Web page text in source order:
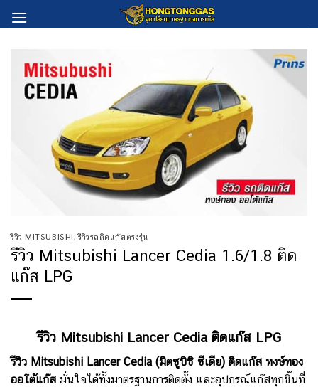
to
รีวิว MITSUBISHI,รีวิวรถติดแก๊สตรงรุ่น
รีวิว Mitsubishi Lancer Cedia 1.6/1.8 ติด
แก๊ส LPG
รีวิว Mitsubishi Lancer Cedia ติดแก๊ส LPG
รีวิว Mitsubishi Lancer Cedia (มิตซูบิชิ ซีเดีย) ติดแก๊ส หงษ์ทอง
ออโต้แก๊ส มั่นใจได้ทั้งมาตรฐานการติดตั้ง และอุปกรณ์แก๊สทุกชิ้นที่